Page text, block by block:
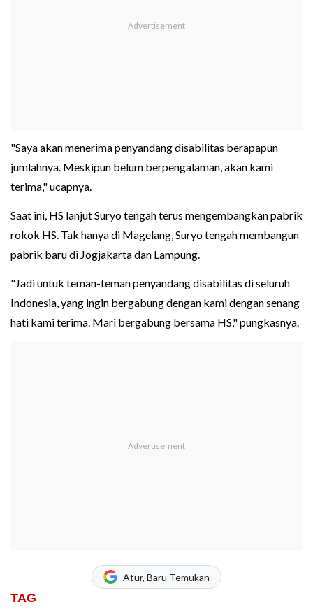
"Saya akan menerima penyandang disabilitas berapapun
jumlahnya. Meskipun belum berpengalaman, akan kami
terima," ucapnya.
Saat ini, HS lanjut Suryo tengah terus mengembangkan pabrik
rokok HS. Tak hanya di Magelang, Suryo tengah membangun
pabrik baru di Jogjakarta dan Lampung.
"Jadi untuk teman-teman penyandang disabilitas di seluruh
Indonesia, yang ingin bergabung dengan kami dengan senang
hati kami terima. Mari bergabung bersama HS," pungkasnya.
Atur, Baru Temukan
TAG